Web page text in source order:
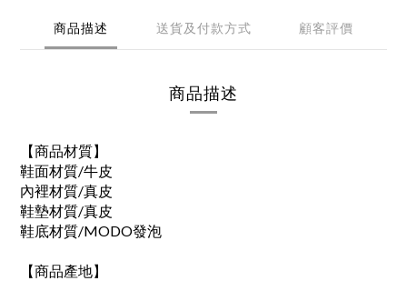
商品描述 送貨及付款方式 顧客評價
商品描述
【商品材質】
鞋面材質/牛皮
內裡材質/真皮
鞋墊材質/真皮
鞋底材質/MODO發泡
【商品產地】